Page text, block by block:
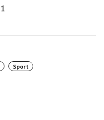
1
Sport